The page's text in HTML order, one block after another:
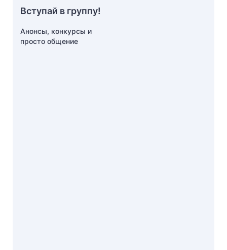
Вступай в группу!
Анонсы, конкурсы и
просто общение